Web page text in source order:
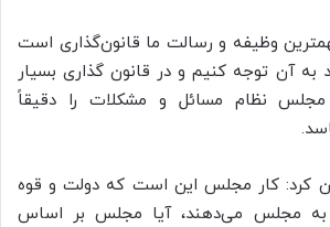
وظیفه و رسالت ما قانون‌گذاری است
به آن توجه کنیم و در قانون گذاری بسیار
نظام مسائل و مشکلات را دقیقاً
کرد: کار مجلس این است که دولت و قوه
به مجلس می‌دهند، آیا مجلس بر اساس